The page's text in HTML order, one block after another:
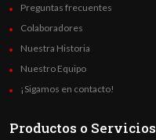
Preguntas frecuentes
Colaboradores
Nuestra Historia
Nuestro Equipo
¡Sigamos en contacto!
Productos o Servicios